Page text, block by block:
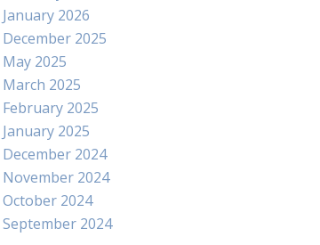
January 2026
December 2025
May 2025
March 2025
February 2025
January 2025
December 2024
November 2024
October 2024
September 2024